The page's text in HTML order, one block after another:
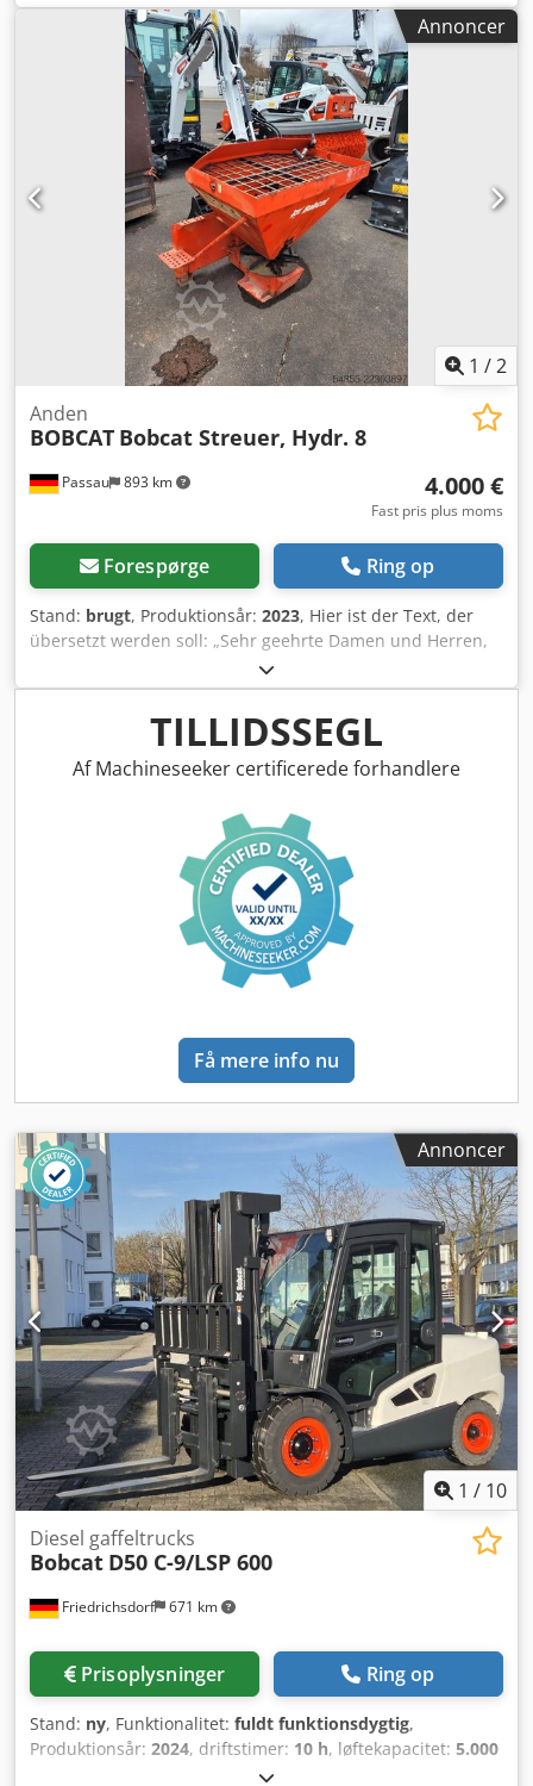
svingbar pallegaffel og skovl til jordarbejde med tænder
(2,4 m / 950 l). Chsdpfxszkztko Alnsa Placering: Neustadt /
Annoncer
1 /2
Passau 893 km
Anden
BOBCAT Bobcat Streuer, Hydr. 8
4.000 €
Fast pris plus moms
Forespørge Ring op
Stand: brugt, Produktionsår: 2023, Hier ist der Text, der
übersetzt werden soll: „Sehr geehrte Damen und Herren,
im Rahmen unserer ständigen Bemühungen, unseren
Kundenservice zu verbessern, möchten wir Sie über eine
wichtige Änderung in unserem Bestellprozess informieren.
Ab dem 1. Januar 2024 werden alle Bestellungen
ausschließlich über unser neues Online-Bestellsystem
benutzerfreundliche Oberfläche und ermöglicht eine
schnellere und effizientere Bearbeitung Ihrer
Bestellungen. Um das neue System optimal nutzen zu
können, empfehlen wir Ihnen, sich vorab auf unserer
Website zu registrieren und eine Schulung zu absolvieren.
Auf unserer Website finden Sie detaillierte Anleitungen
und Tutorials, die Ihnen bei der Nutzung des Systems
helfen. Chjdpfxjzkzf Hj Alnja Wir sind davon überzeugt,
Kundenzufriedenheit führen wird. Sollten Sie dennoch
Fragen oder Anliegen haben, stehen wir Ihnen
TILLIDSSEGL
Af Machineseeker certificerede forhandlere
Få mere info nu
Annoncer
1 / 10
Friedrichsdorf 671 km
Diesel gaffeltrucks
Bobcat D50 C-9/LSP 600
Prisoplysninger Ring op
Stand: ny, Funktionalitet: fuldt funktionsdygtig,
Produktionsår: 2024, driftstimer: 10 h, løftekapacitet: 5.000
, fri løftehøjde: